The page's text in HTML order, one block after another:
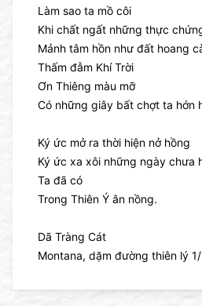
Làm sao ta mồ côi
Khi chất ngất những thực
Mảnh tâm hồn như đất hoang
Thấm đẫm Khí Trời
Ơn Thiêng màu mỡ
Có những giây bất chợt ta hớn
Ký ức mở ra thời hiện nở hồng
Ký ức xa xôi những ngày chưa
Ta đã có
Trong Thiên Ý ân nồng.
Dã Tràng Cát
Montana, dặm đường thiên lý 1/